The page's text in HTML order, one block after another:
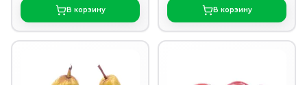
В корзину В корзину